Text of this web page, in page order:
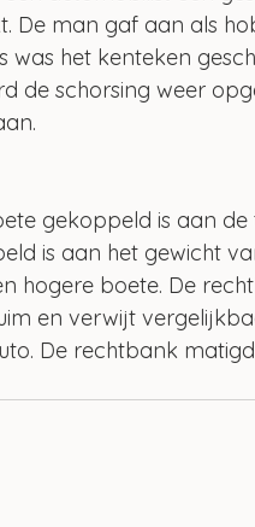
De man gaf aan als
was het kenteken
de schorsing weer
gekoppeld is aan de
is aan het gewicht
hogere boete. De
en verwijt
De rechtbank